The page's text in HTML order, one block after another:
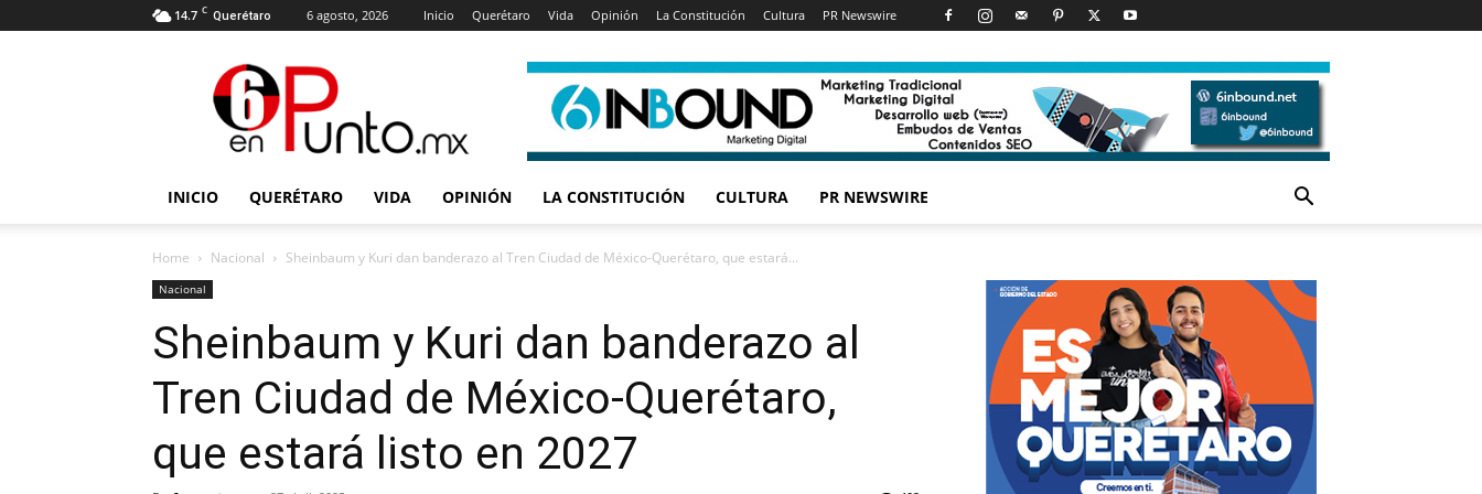
14.7 C Querétaro 6 agosto, 2026 Inicio Querétaro Vida Opinión La Constitución Cultura PR Newswire
punto
INICIO QUERÉTARO VIDA OPINIÓN LA CONSTITUCIÓN CULTURA PR NEWSWIRE
Home Nacional Sheinbaum y Kuri dan banderazo al Tren Ciudad de México-Querétaro, que estará...
Nacional
Sheinbaum y Kuri dan banderazo al
Tren Ciudad de México-Querétaro,
que estará listo en 2027